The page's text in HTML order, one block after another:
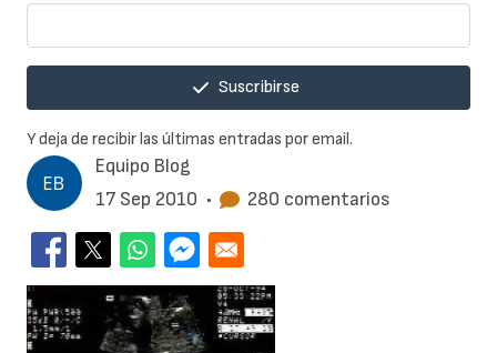
Equipo Blog
17 Sep 2010 • 280 comentarios
Suscribirse
Y deja de recibir las últimas entradas por email.